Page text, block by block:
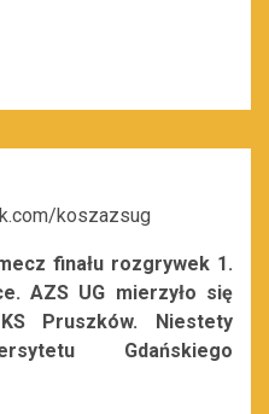
koszazsug
finału rozgrywek 1.
AZS UG mierzyło się
Pruszków. Niestety
Gdańskiego